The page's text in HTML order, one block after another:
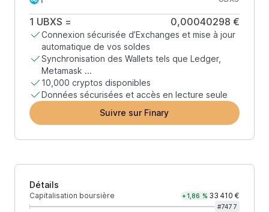
1 UBXS = 0,00040298 €
Connexion sécurisée d’Exchanges et mise à jour
automatique de vos soldes
Synchronisation des Wallets tels que Ledger,
Metamask ...
10,000 cryptos disponibles
Données sécurisées et accès en lecture seule
Suivre sur Finary
Détails
Capitalisation boursière +1,86 % 33 410 €
#7477